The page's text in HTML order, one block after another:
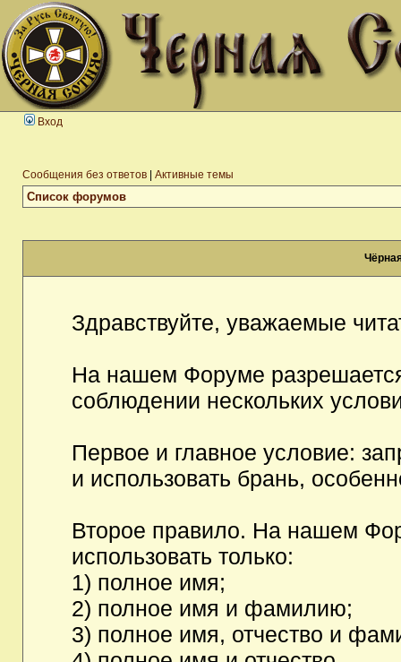
Вход
Сообщения без ответов Активные темы
Список форумов
Здравствуйте, уважаемые
На нашем Форуме
соблюдении нескольких
Первое и главное условие:
и использовать брань,
Второе правило. На нашем
использовать только:
1) полное имя;
2) полное имя и фамилию;
3) полное имя, отчество и